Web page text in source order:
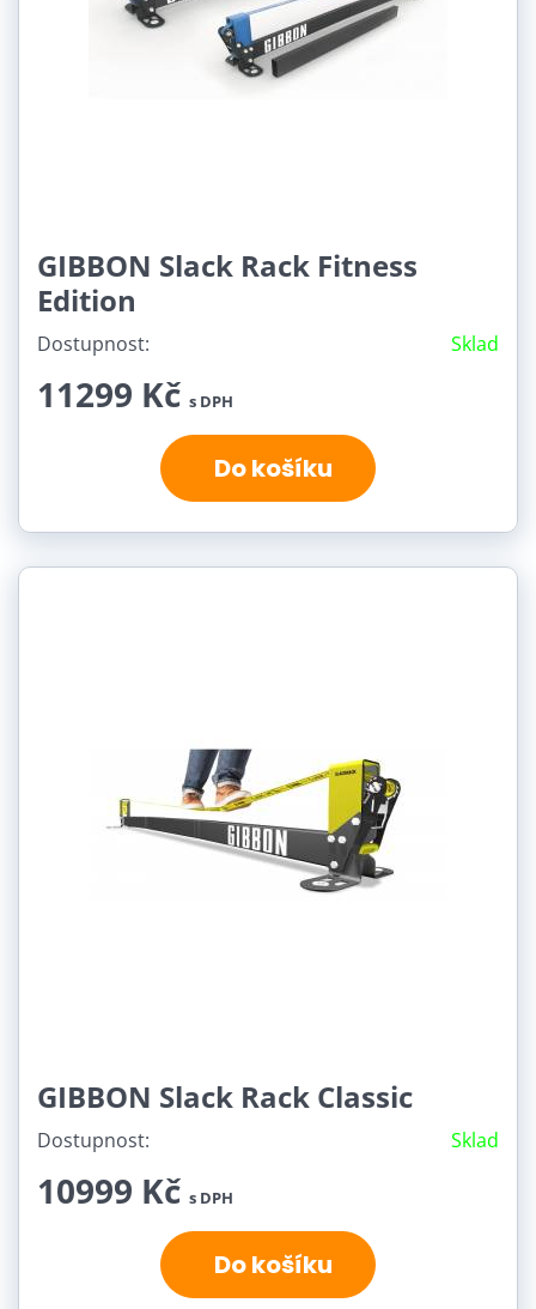
GIBBON Slack Rack Fitness
Edition
Dostupnost: Sklad
11299 Kč s DPH
Do košíku
GIBBON Slack Rack Classic
Dostupnost: Sklad
10999 Kč s DPH
Do košíku